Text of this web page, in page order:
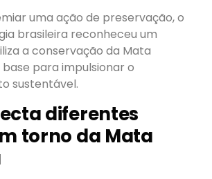
uma ação de preservação, o
brasileira reconheceu um
a conservação da Mata
para impulsionar o
sustentável.
diferentes
torno da Mata